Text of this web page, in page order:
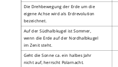
Die Drehbewegung der Erde um die
eigene Achse wird als Erdrevolution
bezeichnet.
Auf der Südhalbkugel ist Sommer,
wenn die Erde auf der Nordhalbkugel
im Zenit steht.
Geht die Sonne ca. ein halbes Jahr
nicht auf, herrscht Polarnacht.